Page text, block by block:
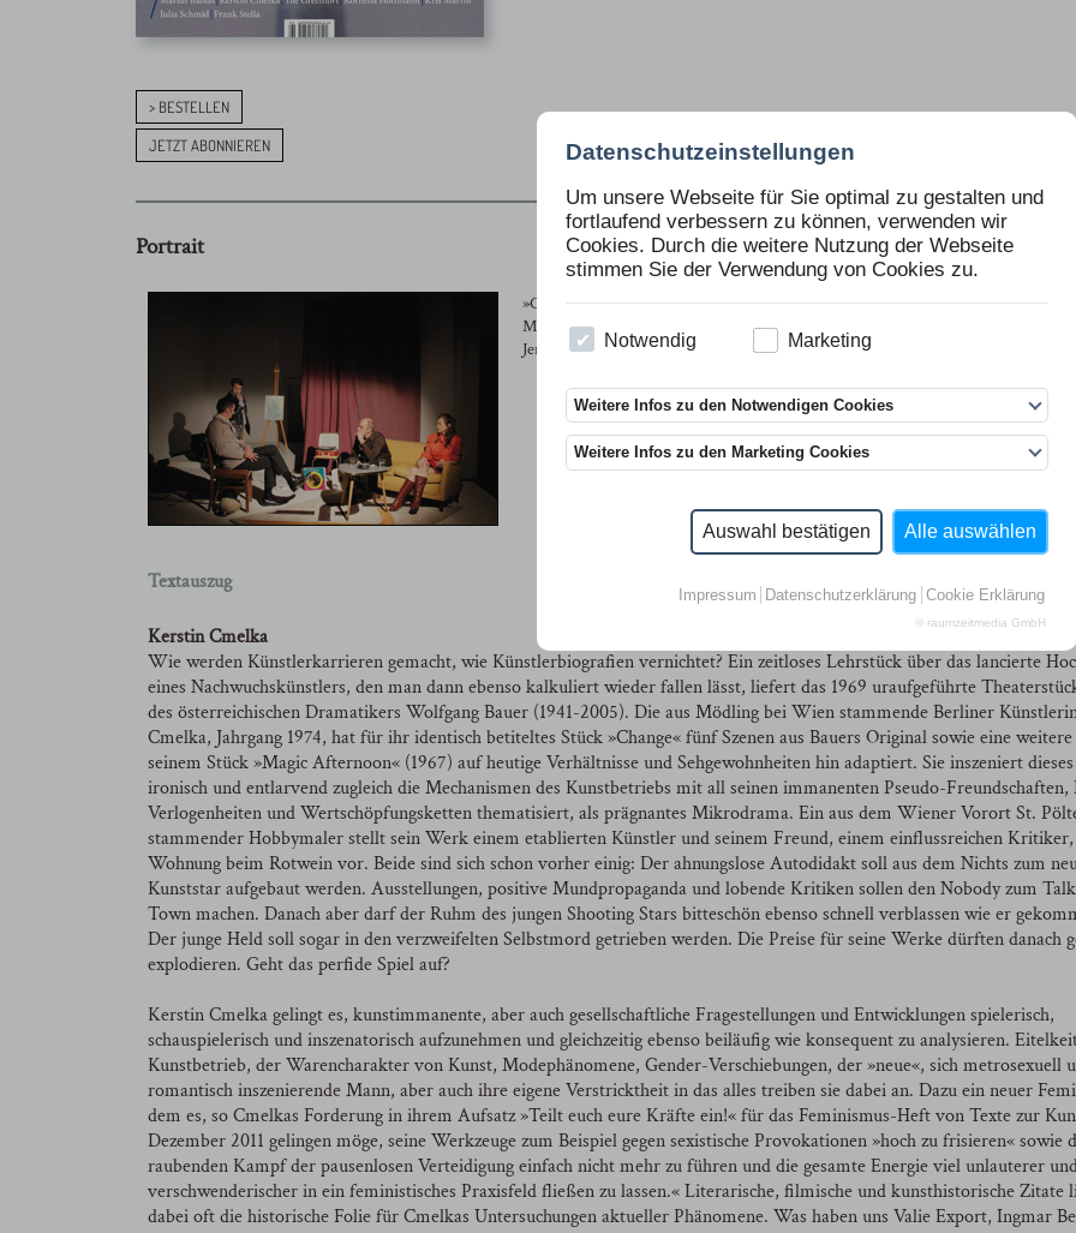
Datenschutzeinstellungen
Um unsere Webseite für Sie optimal zu gestalten und
fortlaufend verbessern zu können, verwenden wir
Cookies. Durch die weitere Nutzung der Webseite
stimmen Sie der Verwendung von Cookies zu.
Notwendig Marketing
Weitere Infos zu den Notwendigen Cookies
Weitere Infos zu den Marketing Cookies
Auswahl bestätigen Alle auswählen
Impressum Datenschutzerklärung Cookie Erklärung
© raumzeitmedia GmbH
> BESTELLEN
JETZT ABONNIEREN
Portrait
»Change«, Dokumentationsfoto, Theaterperformance von Kerstin Cmelka mit
Manuel Gorkiewicz und Christian Wallner, Kunstverein Harburger Bahnhof, 06.
Jens Franke
Textauszug
Kerstin Cmelka
Wie werden Künstlerkarrieren gemacht, wie Künstlerbiografien vernichtet? Ein zeitloses Lehrstück über das lancierte
eines Nachwuchskünstlers, den man dann ebenso kalkuliert wieder fallen lässt, liefert das 1969 uraufgeführte
des österreichischen Dramatikers Wolfgang Bauer (1941-2005). Die aus Mödling bei Wien stammende Berliner
Cmelka, Jahrgang 1974, hat für ihr identisch betiteltes Stück »Change« fünf Szenen aus Bauers Original sowie eine weitere
seinem Stück »Magic Afternoon« (1967) auf heutige Verhältnisse und Sehgewohnheiten hin adaptiert. Sie inszeniert
ironisch und entlarvend zugleich die Mechanismen des Kunstbetriebs mit all seinen immanenten Pseudo-
Verlogenheiten und Wertschöpfungsketten thematisiert, als prägnantes Mikrodrama. Ein aus dem Wiener Vorort St.
stammender Hobbymaler stellt sein Werk einem etablierten Künstler und seinem Freund, einem einflussreichen Kritiker,
Wohnung beim Rotwein vor. Beide sind sich schon vorher einig: Der ahnungslose Autodidakt soll aus dem Nichts zum
Kunststar aufgebaut werden. Ausstellungen, positive Mundpropaganda und lobende Kritiken sollen den Nobody zum
Town machen. Danach aber darf der Ruhm des jungen Shooting Stars bitteschön ebenso schnell verblassen wie er
Der junge Held soll sogar in den verzweifelten Selbstmord getrieben werden. Die Preise für seine Werke dürften danach
explodieren. Geht das perfide Spiel auf?
Kerstin Cmelka gelingt es, kunstimmanente, aber auch gesellschaftliche Fragestellungen und Entwicklungen spielerisch,
schauspielerisch und inszenatorisch aufzunehmen und gleichzeitig ebenso beiläufig wie konsequent zu analysieren.
Kunstbetrieb, der Warencharakter von Kunst, Modephänomene, Gender-Verschiebungen, der »neue«, sich metrosexuell
romantisch inszenierende Mann, aber auch ihre eigene Verstricktheit in das alles treiben sie dabei an. Dazu ein neuer
dem es, so Cmelkas Forderung in ihrem Aufsatz »Teilt euch eure Kräfte ein!« für das Feminismus-Heft von Texte zur
Dezember 2011 gelingen möge, seine Werkzeuge zum Beispiel gegen sexistische Provokationen »hoch zu frisieren« sowie
raubenden Kampf der pausenlosen Verteidigung einfach nicht mehr zu führen und die gesamte Energie viel unlauterer
verschwenderischer in ein feministisches Praxisfeld fließen zu lassen.« Literarische, filmische und kunsthistorische Zitate
dabei oft die historische Folie für Cmelkas Untersuchungen aktueller Phänomene. Was haben uns Valie Export, Ingmar